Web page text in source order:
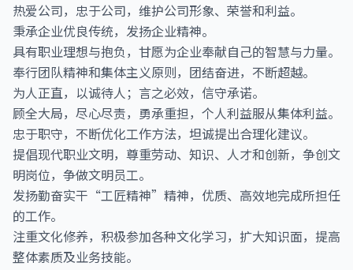
热爱公司，忠于公司，维护公司形象、荣誉和利益。
秉承企业优良传统，发扬企业精神。
具有职业理想与抱负，甘愿为企业奉献自己的智慧与力量。
奉行团队精神和集体主义原则，团结奋进，不断超越。
为人正直，以诚待人；言之必效，信守承诺。
顾全大局，尽心尽责，勇承重担，个人利益服从集体利益。
忠于职守，不断优化工作方法，坦诚提出合理化建议。
提倡现代职业文明，尊重劳动、知识、人才和创新，争创文
明岗位，争做文明员工。
发扬勤奋实干“工匠精神”精神，优质、高效地完成所担任
的工作。
注重文化修养，积极参加各种文化学习，扩大知识面，提高
整体素质及业务技能。